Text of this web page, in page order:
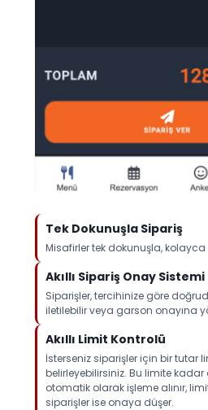
Tek Dokunuşla Sipariş
Misafirler tek dokunuşla, kolayca
Akıllı Sipariş Onay Sistemi
Siparişler, tercihinize göre
iletilebilir veya garson onayına
Akıllı Limit Kontrolü
İsterseniz siparişler için bir tutar
belirleyebilirsiniz. Bu limite
otomatik olarak işleme alınır,
siparişler ise onaya düşer.